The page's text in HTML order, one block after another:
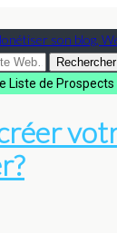
son blog,
Liste de Prospects